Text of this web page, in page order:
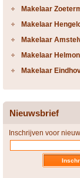
Makelaar
Makelaar
Makelaar
Makelaar
Makelaar
Nieuwsbrief
Inschrijven voor